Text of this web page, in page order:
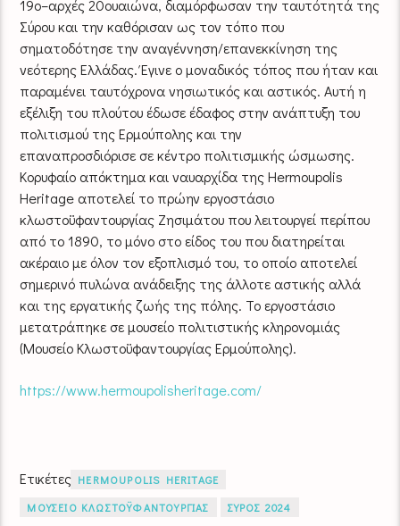
19ο–αρχές 20ουαιώνα, διαμόρφωσαν την ταυτότητά της
Σύρου και την καθόρισαν ως τον τόπο που
σηματοδότησε την αναγέννηση/επανεκκίνηση της
νεότερης Ελλάδας. Έγινε ο μοναδικός τόπος που ήταν και
παραμένει ταυτόχρονα νησιωτικός και αστικός. Αυτή η
εξέλιξη του πλούτου έδωσε έδαφος στην ανάπτυξη του
πολιτισμού της Ερμούπολης και την
επαναπροσδιόρισε σε κέντρο πολιτισμικής ώσμωσης.
Κορυφαίο απόκτημα και ναυαρχίδα της Hermoupolis
Heritage αποτελεί το πρώην εργοστάσιο
κλωστοϋφαντουργίας Ζησιμάτου που λειτουργεί περίπου
από το 1890, το μόνο στο είδος του που διατηρείται
ακέραιο με όλον τον εξοπλισμό του, το οποίο αποτελεί
σημερινό πυλώνα ανάδειξης της άλλοτε αστικής αλλά
και της εργατικής ζωής της πόλης. Το εργοστάσιο
μετατράπηκε σε μουσείο πολιτιστικής κληρονομιάς
(Μουσείο Κλωστοϋφαντουργίας Ερμούπολης).​
https://www.hermoupolisheritage.com/
Ετικέτες HERMOUPOLIS HERITAGE
ΜΟΥΣΕΙΟ ΚΛΩΣΤΟΫΦΑΝΤΟΥΡΓΙΑΣ
ΣΥΡΟΣ 2024